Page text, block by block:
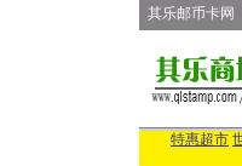
其乐邮币卡网
特惠超市